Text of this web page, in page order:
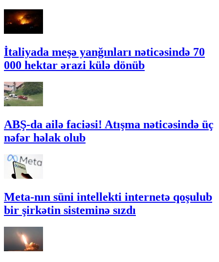
İtaliyada meşə yanğınları nəticəsində 70
000 hektar ərazi külə dönüb
ABŞ-da ailə faciəsi! Atışma nəticəsində üç
nəfər həlak olub
Meta-nın süni intellekti internetə qoşulub
bir şirkətin sisteminə sızdı